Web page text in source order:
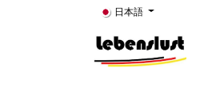
コンテンツへスキップ日本語